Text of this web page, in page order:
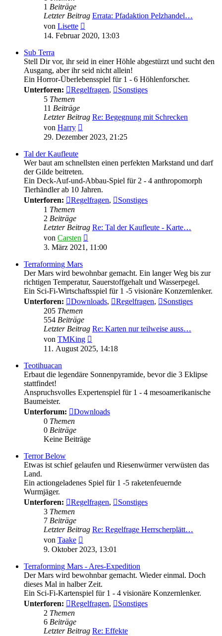
1 Beiträge
Letzter Beitrag Errata: Pfadaktion Pelzhandel…
von Lisette
Beitrag
14. Februar 2020, 13:03
Sub Terra
Stell Dir vor, ihr seid in einer Höhle abgestürzt und sucht den
Ausgang, aber ihr seid nicht allein!
Ein Horror-Überlebensspiel für 1 - 6 Höhlenforscher.
Unterforen:
Regelfragen,
Sonstiges
5 Themen
11 Beiträge
Letzter Beitrag Re: Begegnung mit Schrecken
von Harry
Beitrag
29. Dezember 2023, 21:25
Tal der Kaufleute
Wer baut am schnellsten einen perfekten Markstand und darf
der Gilde beitreten.
Ein Deck-Auf-und-Abbau-Spiel für 2 - 4 anthropomorph
Tierhändler ab 10 Jahren.
Unterforen:
Regelfragen,
Sonstiges
1 Themen
2 Beiträge
Letzter Beitrag Re: Tal der Kaufleute - Karte…
von Carsten
Beitrag
3. März 2021, 11:00
Terraforming Mars
Der Mars wird bewohnbar gemacht. Ein langer Weg bis zur
richtigen Temperatur, Sauerstoffgehalt und Wasserpegel.
Ein Sci-Fi-Wirtschaftsspiel für 1 -5 visionäre Konzernlenker.
Unterforen:
Downloads, Regelfragen,
Sonstiges
205 Themen
554 Beiträge
Letzter Beitrag Re: Karten nur teilweise auss…
von TMKing
Beitrag
11. August 2025, 14:18
Teotihuacan
Erbaut die legendäre Sonnenpyramide, bevor die 3 Eklipse
stattfindet!
Anspruchsvolles Expertenspiel für 1 - 4 mesoamerikanische
Baumeister.
Unterforum:
Downloads
0 Themen
0 Beiträge
Keine Beiträge
Terror Below
Etwas ist schief gelaufen und Riesenwürmer verwüsten das
Land.
Ein actiongeladenes Spiel für 1 -5 raketenfeuernde
Wurmjäger.
Unterforen:
Regelfragen,
Sonstiges
3 Themen
7 Beiträge
Letzter Beitrag Re: Regelfrage Herrscherplätt…
von Taake
Beitrag
9. Oktober 2023, 13:01
Terraforming Mars - Ares-Expedition
Der Mars wird bewohnbar gemacht. Wieder einmal. Doch
dieses Mal in halber Zeit.
Ein Sci-Fi-Kartenspiel für 1 - 4 visionäre Konzernlenker.
Unterforen:
Regelfragen,
Sonstiges
2 Themen
6 Beiträge
Letzter Beitrag Re: Effekte